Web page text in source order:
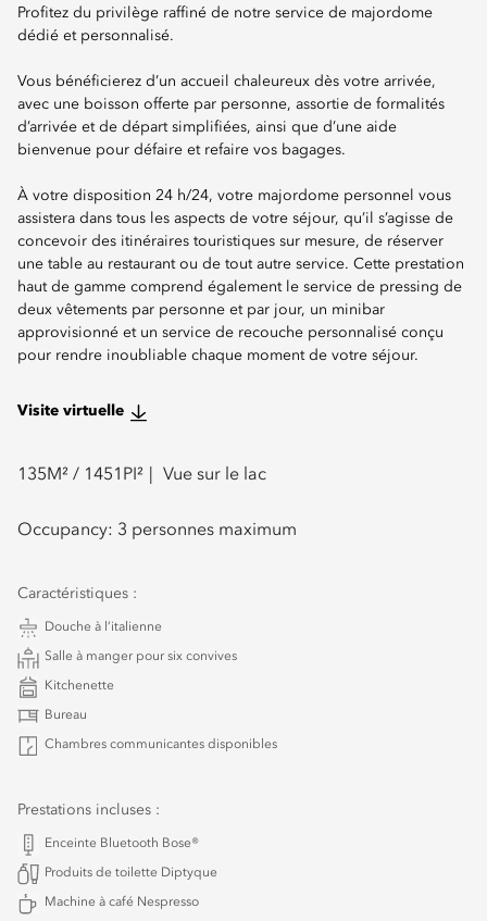
Profitez du privilège raffiné de notre service de majordome
dédié et personnalisé.
Vous bénéficierez d’un accueil chaleureux dès votre arrivée,
avec une boisson offerte par personne, assortie de formalités
d’arrivée et de départ simplifiées, ainsi que d’une aide
bienvenue pour défaire et refaire vos bagages.
À votre disposition 24 h/24, votre majordome personnel vous
assistera dans tous les aspects de votre séjour, qu’il s’agisse de
concevoir des itinéraires touristiques sur mesure, de réserver
une table au restaurant ou de tout autre service. Cette prestation
haut de gamme comprend également le service de pressing de
deux vêtements par personne et par jour, un minibar
approvisionné et un service de recouche personnalisé conçu
pour rendre inoubliable chaque moment de votre séjour.
Visite virtuelle
135M² / 1451 PI² Vue sur le lac
Occupancy: 3 personnes maximum
Caractéristiques :
Douche à l’italienne
Salle à manger pour six convives
Kitchenette
Bureau
Chambres communicantes disponibles
Prestations incluses :
Enceinte Bluetooth Bose®
Produits de toilette Diptyque
Machine à café Nespresso